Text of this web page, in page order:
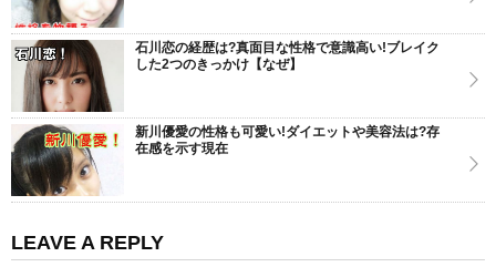
石川恋の経歴は?真面目な性格で意識高い!ブレイク
した2つのきっかけ【なぜ】
新川優愛の性格も可愛い!ダイエットや美容法は?存
在感を示す現在
LEAVE A REPLY